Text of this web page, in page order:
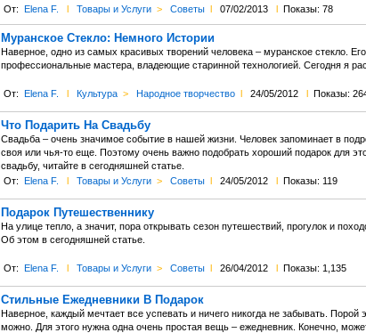
От: Elena F. l Товары и Услуги > Советы l 07/02/2013 l Показы: 78
Муранское Стекло: Немного Истории
Наверное, одно из самых красивых творений человека – муранское стекло.
профессиональные мастера, владеющие старинной технологией. Сегодня я
От: Elena F. l Культура > Народное творчество l 24/05/2012 l Показы:
Что Подарить На Свадьбу
Свадьба – очень значимое событие в нашей жизни. Человек запоминает в
своя или чья-то еще. Поэтому очень важно подобрать хороший подарок для
свадьбу, читайте в сегодняшней статье.
От: Elena F. l Товары и Услуги > Советы l 24/05/2012 l Показы: 119
Подарок Путешественнику
На улице тепло, а значит, пора открывать сезон путешествий, прогулок и
Об этом в сегодняшней статье.
От: Elena F. l Товары и Услуги > Советы l 26/04/2012 l Показы: 1,135
Стильные Ежедневники В Подарок
Наверное, каждый мечтает все успевать и ничего никогда не забывать.
можно. Для этого нужна одна очень простая вещь – ежедневник. Конечно,